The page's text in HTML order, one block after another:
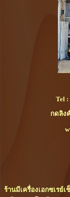
Tel
กดลิง
ร้านมีเครื่องเอกซเรย์